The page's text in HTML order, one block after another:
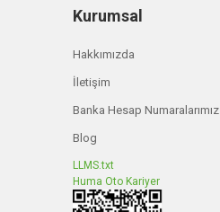
Kurumsal
Hakkımızda
İletişim
Banka Hesap Numaralarımız
Blog
LLMS.txt
Huma Oto Kariyer